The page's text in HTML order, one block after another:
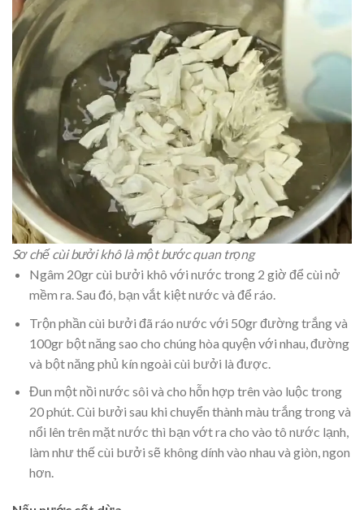
Sơ chế cùi bưởi khô là một bước quan trọng
Ngâm 20gr cùi bưởi khô với nước trong 2 giờ để cùi nở
mềm ra. Sau đó, bạn vắt kiệt nước và để ráo.
Trộn phần cùi bưởi đã ráo nước với 50gr đường trắng và
100gr bột năng sao cho chúng hòa quyện với nhau, đường
và bột năng phủ kín ngoài cùi bưởi là được.
Đun một nồi nước sôi và cho hỗn hợp trên vào luộc trong
20 phút. Cùi bưởi sau khi chuyển thành màu trắng trong và
nổi lên trên mặt nước thì bạn vớt ra cho vào tô nước lạnh,
làm như thế cùi bưởi sẽ không dính vào nhau và giòn, ngon
hơn.